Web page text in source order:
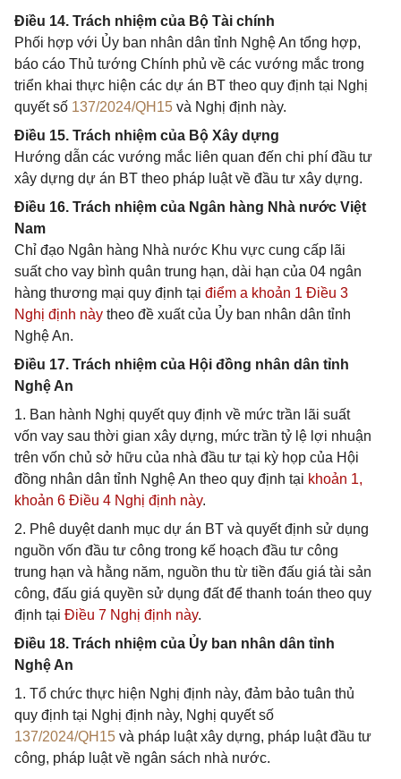
Điều 14. Trách nhiệm của Bộ Tài chính
Phối hợp với Ủy ban nhân dân tỉnh Nghệ An tổng hợp,
báo cáo Thủ tướng Chính phủ về các vướng mắc trong
triển khai thực hiện các dự án BT theo quy định tại Nghị
quyết số 137/2024/QH15 và Nghị định này.
Điều 15. Trách nhiệm của Bộ Xây dựng
Hướng dẫn các vướng mắc liên quan đến chi phí đầu tư
xây dựng dự án BT theo pháp luật về đầu tư xây dựng.
Điều 16. Trách nhiệm của Ngân hàng Nhà nước Việt
Nam
Chỉ đạo Ngân hàng Nhà nước Khu vực cung cấp lãi
suất cho vay bình quân trung hạn, dài hạn của 04 ngân
hàng thương mại quy định tại điểm a khoản 1 Điều 3
Nghị định này theo đề xuất của Ủy ban nhân dân tỉnh
Nghệ An.
Điều 17. Trách nhiệm của Hội đồng nhân dân tỉnh
Nghệ An
1. Ban hành Nghị quyết quy định về mức trần lãi suất
vốn vay sau thời gian xây dựng, mức trần tỷ lệ lợi nhuận
trên vốn chủ sở hữu của nhà đầu tư tại kỳ họp của Hội
đồng nhân dân tỉnh Nghệ An theo quy định tại khoản 1,
khoản 6 Điều 4 Nghị định này.
2. Phê duyệt danh mục dự án BT và quyết định sử dụng
nguồn vốn đầu tư công trong kế hoạch đầu tư công
trung hạn và hằng năm, nguồn thu từ tiền đấu giá tài sản
công, đấu giá quyền sử dụng đất để thanh toán theo quy
định tại Điều 7 Nghị định này.
Điều 18. Trách nhiệm của Ủy ban nhân dân tỉnh
Nghệ An
1. Tổ chức thực hiện Nghị định này, đảm bảo tuân thủ
quy định tại Nghị định này, Nghị quyết số
137/2024/QH15 và pháp luật xây dựng, pháp luật đầu tư
công, pháp luật về ngân sách nhà nước.